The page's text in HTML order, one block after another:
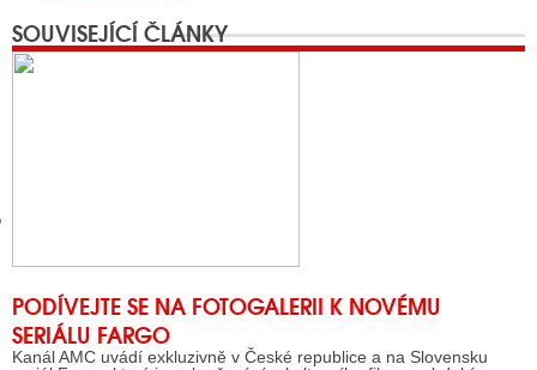
SOUVISEJÍCÍ ČLÁNKY
PODÍVEJTE SE NA FOTOGALERII K NOVÉMU
SERIÁLU FARGO
Kanál AMC uvádí exkluzivně v České republice a na Slovensku